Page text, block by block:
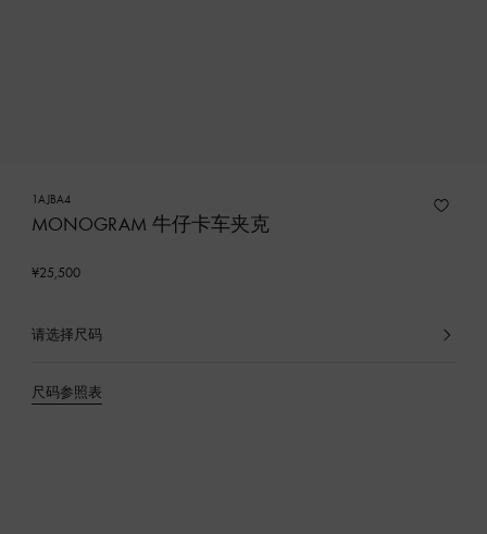
1AJBA4
MONOGRAM 牛仔卡车夹克
¥25,500
请选择尺码
已
品
尺码参照表